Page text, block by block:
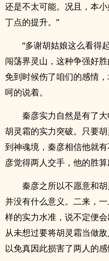
还是不太可能。况且，本
丁点的提升。”
“多谢胡姑娘这么看得
闯荡界灵山，这种争强好
免到时候伤了咱们的感情
呵的说着。
秦彦实力自然是有了
胡灵霜的实力突破。只要
到神魂境，秦彦相信他就
彦觉得两人交手，他的胜
秦彦之所以不愿意和
并没有什么意义。二来，
样的实力水准，说不定便
从未想过要将胡灵霜当做
以免真因此损害了两人的